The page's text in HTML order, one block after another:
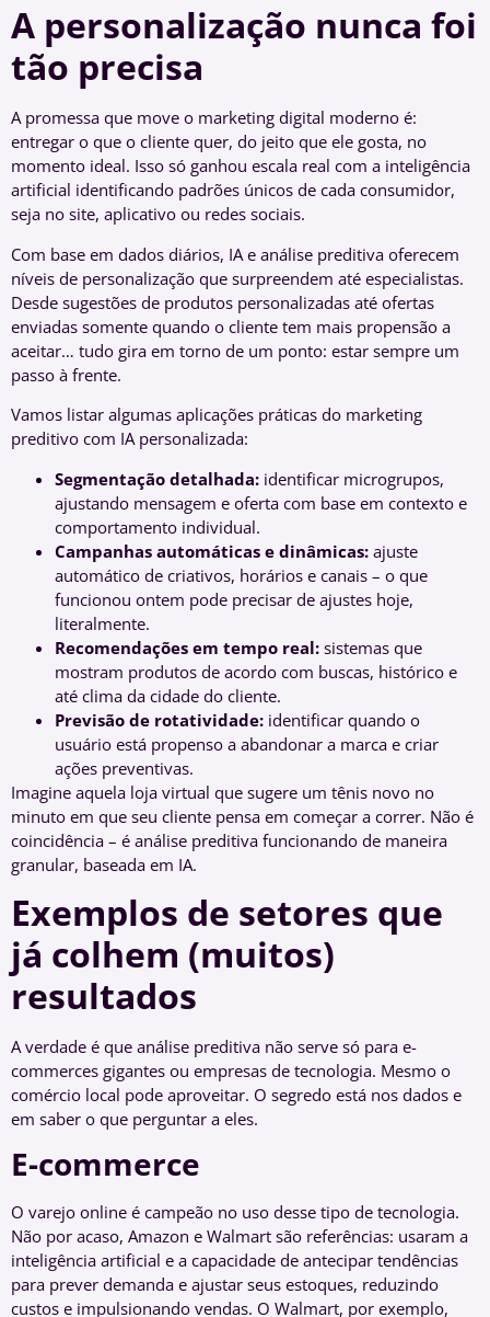
A personalização nunca foi
tão precisa
A promessa que move o marketing digital moderno é:
entregar o que o cliente quer, do jeito que ele gosta, no
momento ideal. Isso só ganhou escala real com a inteligência
artificial identificando padrões únicos de cada consumidor,
seja no site, aplicativo ou redes sociais.
Com base em dados diários, IA e análise preditiva oferecem
níveis de personalização que surpreendem até especialistas.
Desde sugestões de produtos personalizadas até ofertas
enviadas somente quando o cliente tem mais propensão a
aceitar… tudo gira em torno de um ponto: estar sempre um
passo à frente.
Vamos listar algumas aplicações práticas do marketing
preditivo com IA personalizada:
Segmentação detalhada: identificar microgrupos,
ajustando mensagem e oferta com base em contexto e
comportamento individual.
Campanhas automáticas e dinâmicas: ajuste
automático de criativos, horários e canais – o que
funcionou ontem pode precisar de ajustes hoje,
literalmente.
Recomendações em tempo real: sistemas que
mostram produtos de acordo com buscas, histórico e
até clima da cidade do cliente.
Previsão de rotatividade: identificar quando o
usuário está propenso a abandonar a marca e criar
ações preventivas.
Imagine aquela loja virtual que sugere um tênis novo no
minuto em que seu cliente pensa em começar a correr. Não é
coincidência – é análise preditiva funcionando de maneira
granular, baseada em IA.
Exemplos de setores que
já colhem (muitos)
resultados
A verdade é que análise preditiva não serve só para e-
commerces gigantes ou empresas de tecnologia. Mesmo o
comércio local pode aproveitar. O segredo está nos dados e
em saber o que perguntar a eles.
E-commerce
O varejo online é campeão no uso desse tipo de tecnologia.
Não por acaso, Amazon e Walmart são referências: usaram a
inteligência artificial e a capacidade de antecipar tendências
para prever demanda e ajustar seus estoques, reduzindo
custos e impulsionando vendas. O Walmart, por exemplo,